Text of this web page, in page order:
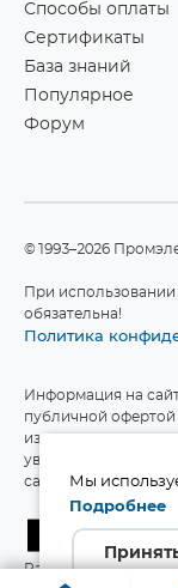
Способы оплаты
Сертификаты
База знаний
Популярное
Форум
©1993–2026
При использовании
обязательна!
Политика
Информация на
публичной офертой
изменять
уведомления.
сайте
Разработка сайта
Мы
Подробнее